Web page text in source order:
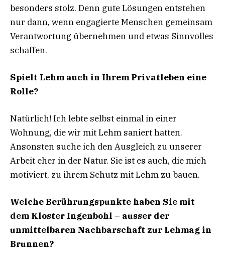
besonders stolz. Denn gute Lösungen entstehen
nur dann, wenn engagierte Menschen gemeinsam
Verantwortung übernehmen und etwas Sinnvolles
schaffen.
Spielt Lehm auch in Ihrem Privatleben eine
Rolle?
Natürlich! Ich lebte selbst einmal in einer
Wohnung, die wir mit Lehm saniert hatten.
Ansonsten suche ich den Ausgleich zu unserer
Arbeit eher in der Natur. Sie ist es auch, die mich
motiviert, zu ihrem Schutz mit Lehm zu bauen.
Welche Berührungspunkte haben Sie mit
dem Kloster Ingenbohl – ausser der
unmittelbaren Nachbarschaft zur Lehmag in
Brunnen?